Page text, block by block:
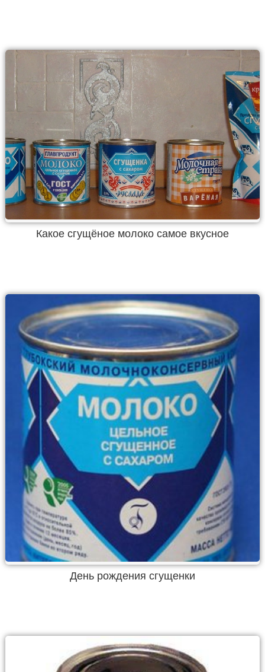
Какое сгущёное молоко самое вкусное
День рождения сгущенки